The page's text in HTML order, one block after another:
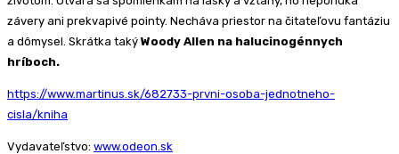
závery ani prekvapivé pointy. Necháva priestor na čitateľovu fantáziu
a dômysel. Skrátka taký Woody Allen na halucinogénnych
hríboch.
https://www.martinus.sk/682733-prvni-osoba-jednotneho-
cisla/kniha
Vydavateľstvo: www.odeon.sk